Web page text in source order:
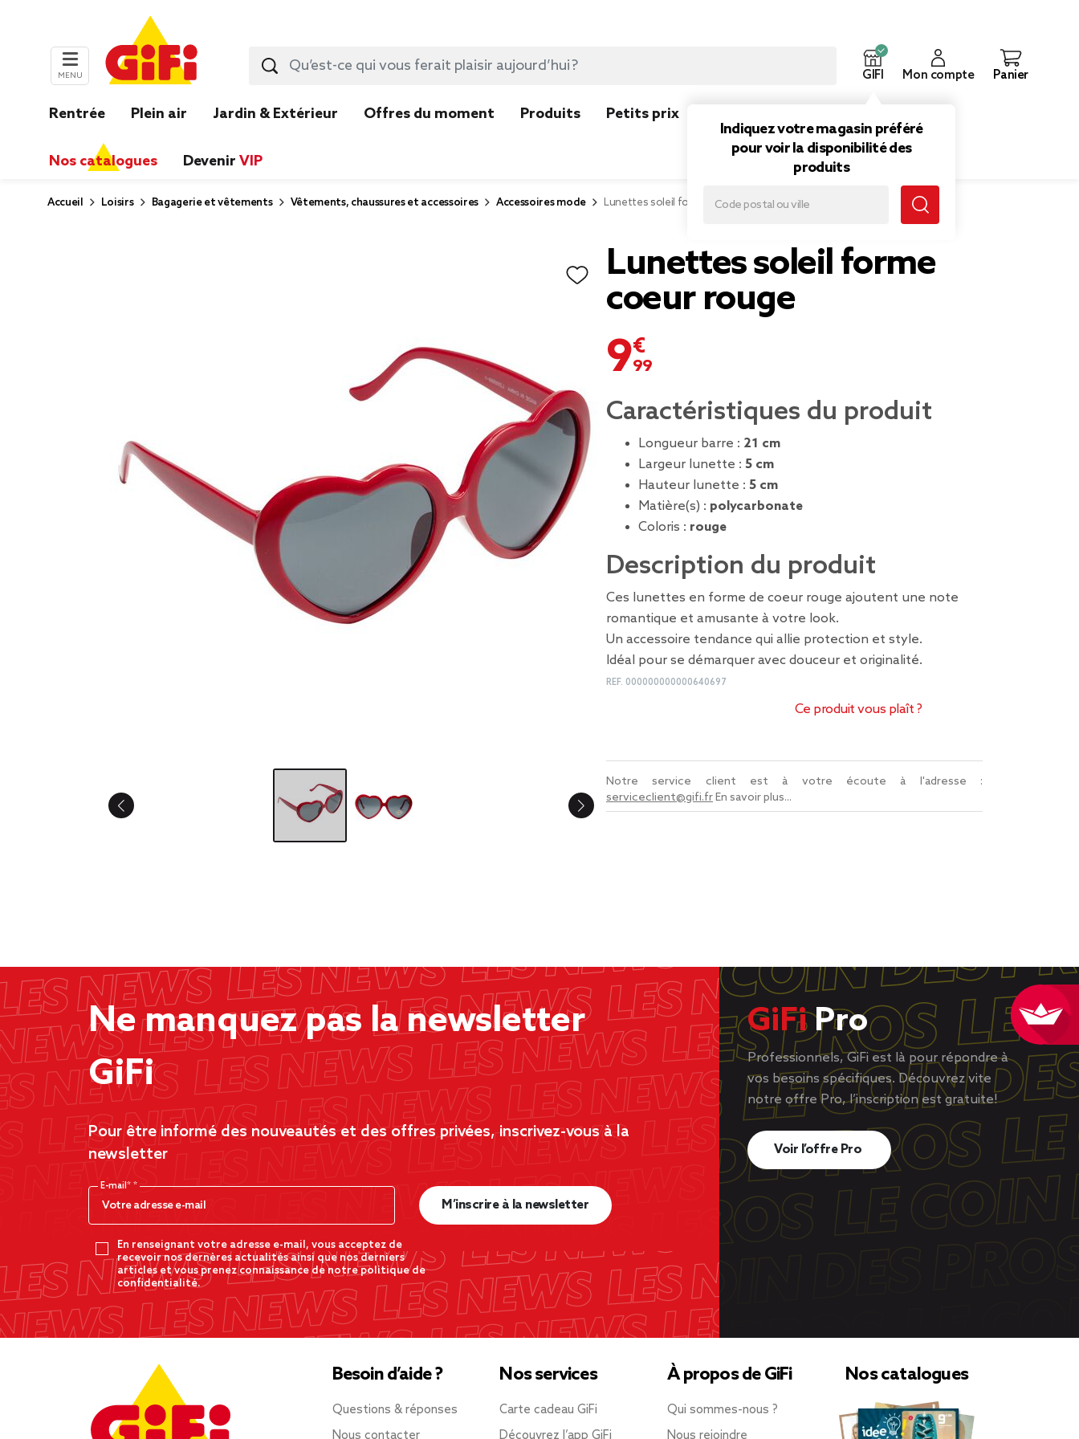
MENU GIFI
Indiquez votre magasin préféré
pour voir la disponibilité des
produits
Mon compte Panier
Rentrée Plein air Jardin & Extérieur Offres du moment Produits Petits prix
Nos catalogues Devenir VIP
Accueil Loisirs Bagagerie et vêtements Vêtements, chaussures et accessoires Accessoires mode Lunettes soleil forme coeur rouge
Lunettes soleil forme
coeur rouge
9,99 €
Caractéristiques du produit
Longueur barre : 21 cm
Largeur lunette : 5 cm
Hauteur lunette : 5 cm
Matière(s) : polycarbonate
Coloris : rouge
Description du produit
Ces lunettes en forme de coeur rouge ajoutent une note
romantique et amusante à votre look.
Un accessoire tendance qui allie protection et style.
Idéal pour se démarquer avec douceur et originalité.
REF. 000000000000640697
Ce produit vous plaît ?
Notre service client est à votre écoute à l'adresse :
serviceclient@gifi.frEn savoir plus...
Ne manquez pas la newsletter
GiFi
Pour être informé des nouveautés et des offres privées, inscrivez-vous à la
newsletter
E-mail*
En renseignant votre adresse e-mail, vous acceptez de
recevoir nos dernères actualités ainsi que nos derniers
articles et vous prenez connaissance de notre politique de
confidentialité.
M’inscrire à la newsletter
GiFiPro
Professionnels, GiFi est là pour répondre à
vos besoins spécifiques. Découvrez vite
notre offre Pro, l’inscription est gratuite!
Voir l’offre Pro
Besoin d’aide ?
Questions & réponses
Nous contacter
Nos services
Carte cadeau GiFi
Découvrez l’app GiFi
À propos de GiFi
Qui sommes-nous ?
Nous rejoindre
Nos catalogues